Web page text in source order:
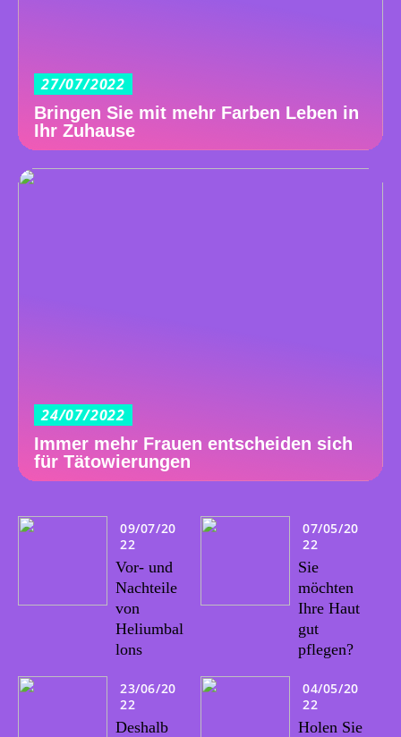
27/07/2022
Bringen Sie mit mehr Farben Leben in
Ihr Zuhause
24/07/2022
Immer mehr Frauen entscheiden sich
für Tätowierungen
09/07/20
22
Vor- und
Nachteile
von
Heliumbal
lons
23/06/20
22
Deshalb
07/05/20
22
Sie
möchten
Ihre Haut
gut
pflegen?
04/05/20
22
Holen Sie